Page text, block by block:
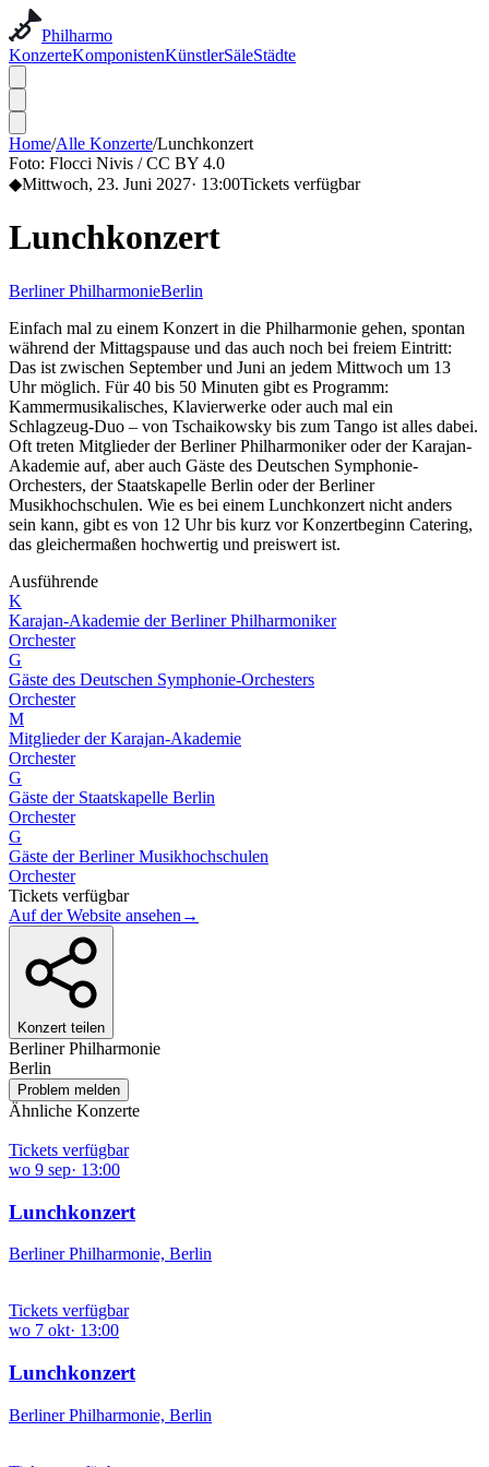
Philharmo
KonzerteKomponistenKünstlerSäleStädte
Home/Alle Konzerte/Lunchkonzert
Foto: Flocci Nivis / CC BY 4.0
◆Mittwoch, 23. Juni 2027· 13:00Tickets verfügbar
Lunchkonzert
Berliner PhilharmonieBerlin
Einfach mal zu einem Konzert in die Philharmonie gehen, spontan
während der Mittagspause und das auch noch bei freiem Eintritt:
Das ist zwischen September und Juni an jedem Mittwoch um 13
Uhr möglich. Für 40 bis 50 Minuten gibt es Programm:
Kammermusikalisches, Klavierwerke oder auch mal ein
Schlagzeug-Duo – von Tschaikowsky bis zum Tango ist alles dabei.
Oft treten Mitglieder der Berliner Philharmoniker oder der Karajan-
Akademie auf, aber auch Gäste des Deutschen Symphonie-
Orchesters, der Staatskapelle Berlin oder der Berliner
Musikhochschulen. Wie es bei einem Lunchkonzert nicht anders
sein kann, gibt es von 12 Uhr bis kurz vor Konzertbeginn Catering,
das gleichermaßen hochwertig und preiswert ist.
Ausführende
K
Karajan-Akademie der Berliner Philharmoniker
Orchester
G
Gäste des Deutschen Symphonie-Orchesters
Orchester
M
Mitglieder der Karajan-Akademie
Orchester
G
Gäste der Staatskapelle Berlin
Orchester
G
Gäste der Berliner Musikhochschulen
Orchester
Tickets verfügbar
Auf der Website ansehen →
Konzert teilen
Berliner Philharmonie
Berlin
Problem melden
Ähnliche Konzerte
Tickets verfügbar
wo 9 sep· 13:00
Lunchkonzert
Berliner Philharmonie, Berlin
Tickets verfügbar
wo 7 okt· 13:00
Lunchkonzert
Berliner Philharmonie, Berlin